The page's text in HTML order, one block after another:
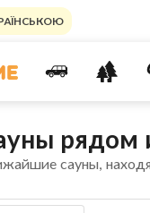
рядом
сауны,